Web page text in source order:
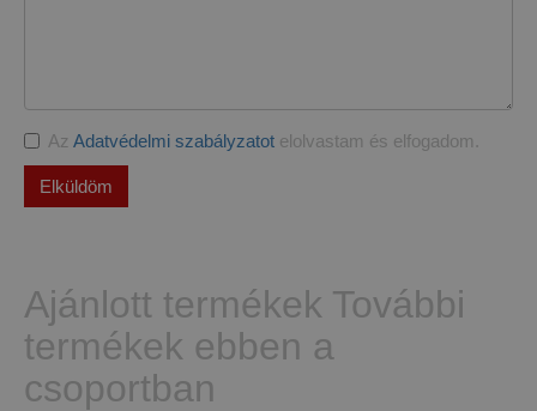
Az Adatvédelmi szabályzatot elolvastam és elfogadom.
Elküldöm
Ajánlott termékek További
termékek ebben a
csoportban